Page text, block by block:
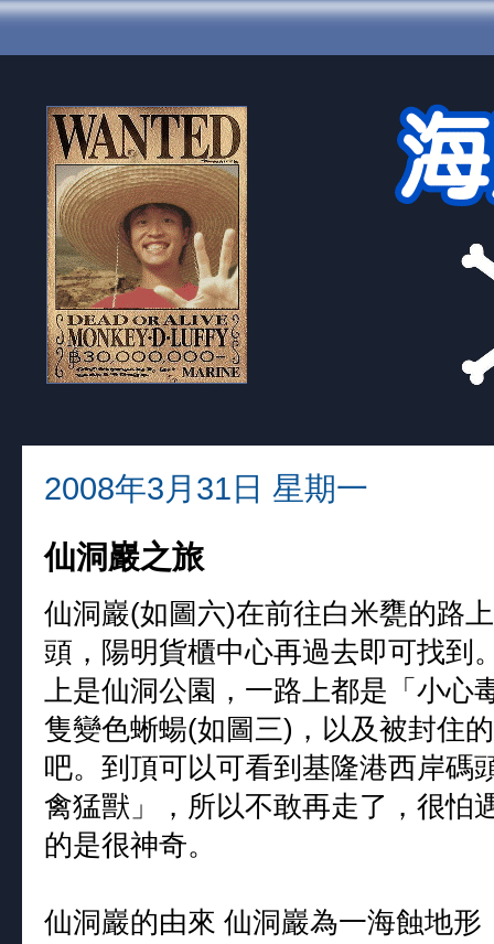
2008年3月31日 星期一
仙洞巖之旅
仙洞巖(如圖六)在前往白米甕的路
頭，陽明貨櫃中心再過去即可找到
上是仙洞公園，一路上都是「小
隻變色蜥蝪(如圖三)，以及被封住
吧。到頂可以可看到基隆港西岸碼
禽猛獸」，所以不敢再走了，很怕
的是很神奇。
仙洞巖的由來 仙洞巖為一海蝕地